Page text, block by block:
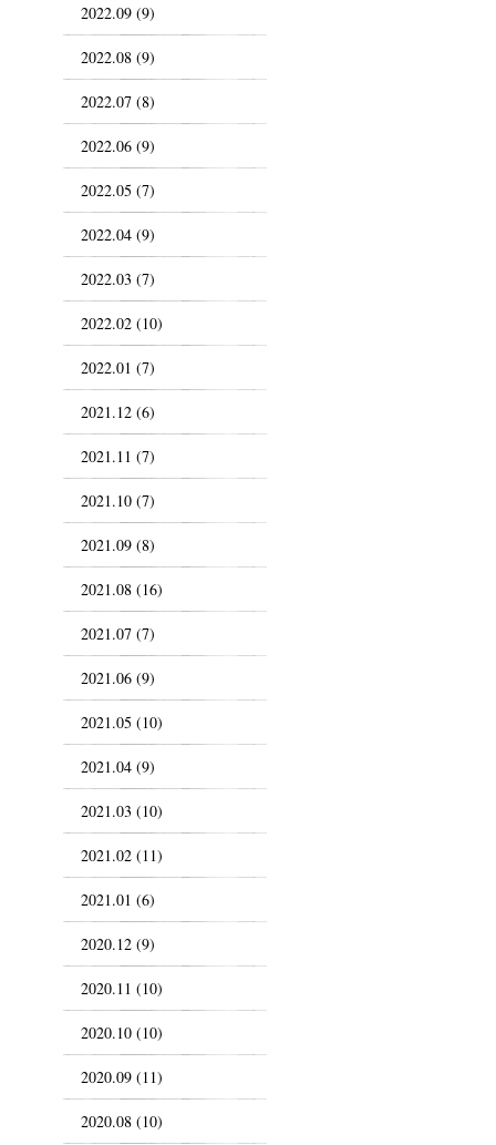
2022.09 (9)
2022.08 (9)
2022.07 (8)
2022.06 (9)
2022.05 (7)
2022.04 (9)
2022.03 (7)
2022.02 (10)
2022.01 (7)
2021.12 (6)
2021.11 (7)
2021.10 (7)
2021.09 (8)
2021.08 (16)
2021.07 (7)
2021.06 (9)
2021.05 (10)
2021.04 (9)
2021.03 (10)
2021.02 (11)
2021.01 (6)
2020.12 (9)
2020.11 (10)
2020.10 (10)
2020.09 (11)
2020.08 (10)